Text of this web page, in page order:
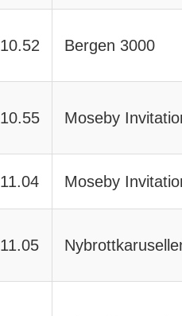
10.52 Bergen 3000
10.55 Moseby
11.04 Moseby
11.05